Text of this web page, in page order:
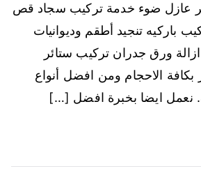
عازل ضوء خدمة تركيب سجاد قص
باركيه تنجيد أطقم وديوانيات
ورق جدران تركيب ستائر
بكافة الاحجام ومن افضل أنواع
نعمل ايضا بخبرة افضل […]